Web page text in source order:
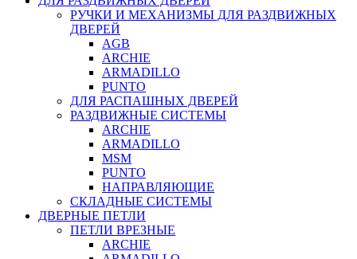
РУЧКИ И МЕХАНИЗМЫ ДЛЯ РАЗДВИЖНЫХ
ДВЕРЕЙ
AGB
ARCHIE
ARMADILLO
PUNTO
ДЛЯ РАСПАШНЫХ ДВЕРЕЙ
РАЗДВИЖНЫЕ СИСТЕМЫ
ARCHIE
ARMADILLO
MSM
PUNTO
НАПРАВЛЯЮЩИЕ
СКЛАДНЫЕ СИСТЕМЫ
ДВЕРНЫЕ ПЕТЛИ
ПЕТЛИ ВРЕЗНЫЕ
ARCHIE